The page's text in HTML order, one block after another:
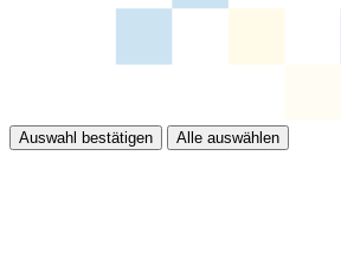
Auswahl bestätigen Alle auswählen